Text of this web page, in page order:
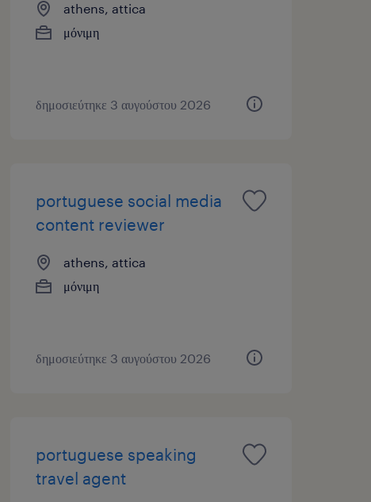
athens, attica
μόνιμη
δημοσιεύτηκε 3 αυγούστου 2026
portuguese social media
content reviewer
athens, attica
μόνιμη
δημοσιεύτηκε 3 αυγούστου 2026
portuguese speaking
travel agent